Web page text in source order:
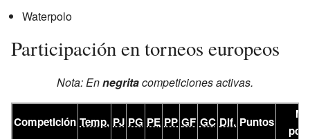
Waterpolo
Participación en torneos europeos
Nota: Ennegritacompeticiones activas.
Competición Temp. PJ PG PE PP GF GC Dif. Puntos